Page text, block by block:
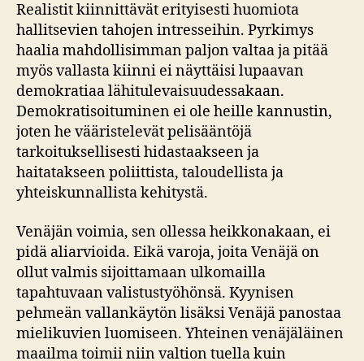
Realistit kiinnittävät erityisesti huomiota
hallitsevien tahojen intresseihin. Pyrkimys
haalia mahdollisimman paljon valtaa ja pitää
myös vallasta kiinni ei näyttäisi lupaavan
demokratiaa lähitulevaisuudessakaan.
Demokratisoituminen ei ole heille kannustin,
joten he vääristelevät pelisääntöjä
tarkoituksellisesti hidastaakseen ja
haitatakseen poliittista, taloudellista ja
yhteiskunnallista kehitystä.
Venäjän voimia, sen ollessa heikkonakaan, ei
pidä aliarvioida. Eikä varoja, joita Venäjä on
ollut valmis sijoittamaan ulkomailla
tapahtuvaan valistustyöhönsä. Kyynisen
pehmeän vallankäytön lisäksi Venäjä panostaa
mielikuvien luomiseen. Yhteinen venäjäläinen
maailma toimii niin valtion tuella kuin